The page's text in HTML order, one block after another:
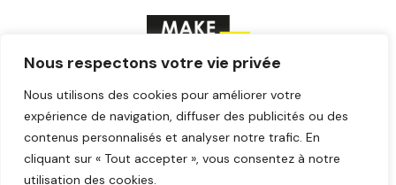
Nous respectons votre vie privée
Nous utilisons des cookies pour améliorer votre
expérience de navigation, diffuser des publicités ou des
contenus personnalisés et analyser notre trafic. En
cliquant sur « Tout accepter », vous consentez à notre
utilisation des cookies.
F
a
c
e
b
T
w
i
t
t
Y
o
u
t
u
I
n
s
t
a
L
i
n
k
e
© Make ICI – Tous droits réservés